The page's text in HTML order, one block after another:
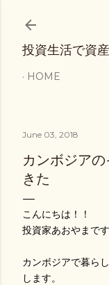
投資生活で資
HOME
June 03, 2018
カンボジア
きた
こんにちは！！
投資家あおやまです
カンボジアで暮ら
します。